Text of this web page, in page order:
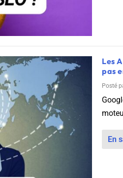
Les
pas
Posté
En